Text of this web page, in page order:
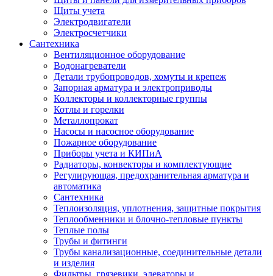
Щиты учета
Электродвигатели
Электросчетчики
Сантехника
Вентиляционное оборудование
Водонагреватели
Детали трубопроводов, хомуты и крепеж
Запорная арматура и электроприводы
Коллекторы и коллекторные группы
Котлы и горелки
Металлопрокат
Насосы и насосное оборудование
Пожарное оборудование
Приборы учета и КИПиА
Радиаторы, конвекторы и комплектующие
Регулирующая, предохранительная арматура и
автоматика
Сантехника
Теплоизоляция, уплотнения, защитные покрытия
Теплообменники и блочно-тепловые пункты
Теплые полы
Трубы и фитинги
Трубы канализационные, соединительные детали
и изделия
Фильтры, грязевики, элеваторы и